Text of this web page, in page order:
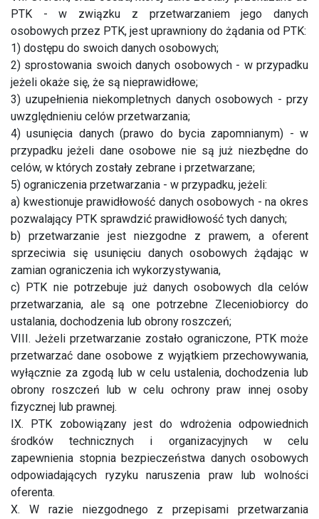
PTK - w związku z przetwarzaniem jego danych
osobowych przez PTK, jest uprawniony do żądania od PTK:
1) dostępu do swoich danych osobowych;
2) sprostowania swoich danych osobowych - w przypadku
jeżeli okaże się, że są nieprawidłowe;
3) uzupełnienia niekompletnych danych osobowych - przy
uwzględnieniu celów przetwarzania;
4) usunięcia danych (prawo do bycia zapomnianym) - w
przypadku jeżeli dane osobowe nie są już niezbędne do
celów, w których zostały zebrane i przetwarzane;
5) ograniczenia przetwarzania - w przypadku, jeżeli:
a) kwestionuje prawidłowość danych osobowych - na okres
pozwalający PTK sprawdzić prawidłowość tych danych;
b) przetwarzanie jest niezgodne z prawem, a oferent
sprzeciwia się usunięciu danych osobowych żądając w
zamian ograniczenia ich wykorzystywania,
c) PTK nie potrzebuje już danych osobowych dla celów
przetwarzania, ale są one potrzebne Zleceniobiorcy do
ustalania, dochodzenia lub obrony roszczeń;
VIII. Jeżeli przetwarzanie zostało ograniczone, PTK może
przetwarzać dane osobowe z wyjątkiem przechowywania,
wyłącznie za zgodą lub w celu ustalenia, dochodzenia lub
obrony roszczeń lub w celu ochrony praw innej osoby
fizycznej lub prawnej.
IX. PTK zobowiązany jest do wdrożenia odpowiednich
środków technicznych i organizacyjnych w celu
zapewnienia stopnia bezpieczeństwa danych osobowych
odpowiadających ryzyku naruszenia praw lub wolności
oferenta.
X. W razie niezgodnego z przepisami przetwarzania